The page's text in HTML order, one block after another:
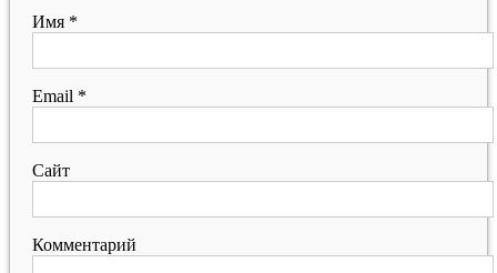
Имя *
Email *
Сайт
Комментарий